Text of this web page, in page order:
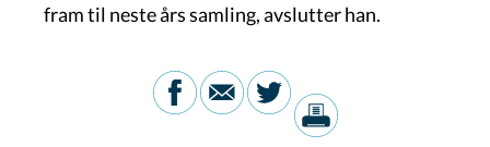
fram til neste års samling, avslutter han.